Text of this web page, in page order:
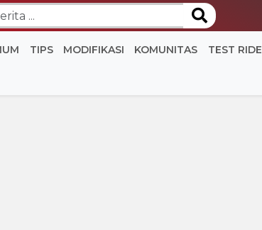
TIPS MODIFIKASI KOMUNITAS TEST RIDE